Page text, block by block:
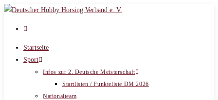
Zum
Startseite
Sport
Infos zur 2. Deutsche Meisterschaft
Startlisten / Punkteliste DM 2026
Nationalteam